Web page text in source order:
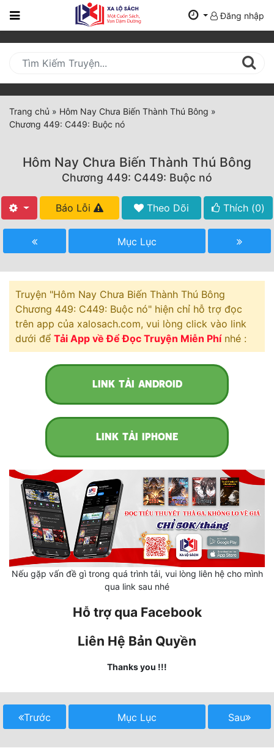
Trang
Mới
Cập
Nhật
(current)
Thể Loại
Tất Cả
Hoàn Thành
Free
Hậu Cung
Truyện Convert
Truyện Nhập Môn
Cung Đấu
Cạnh Kỹ
Cổ Tiên Hiệp
Cổ Đại
Góc Nhìn Nam
Góc Nhìn Nữ
Đăng nhập
Trang chủ » Hôm Nay Chưa Biến Thành Thú Bông »
Chương 449: C449: Buộc nó
Hôm Nay Chưa Biến Thành Thú Bông
Chương 449: C449: Buộc nó
Báo Lỗi Theo Dõi Thích (0)
Mục Lục
Truyện "Hôm Nay Chưa Biến Thành Thú Bông
Chương 449: C449: Buộc nó" hiện chỉ hỗ trợ đọc
trên app của xalosach.com, vui lòng click vào link
dưới để Tải App về Để Đọc Truyện Miễn Phínhé :
LINK TẢI ANDROID
LINK TẢI IPHONE
Nếu gặp vấn đề gì trong quá trình tải, vui lòng liên hệ cho mình
qua link sau nhé
Hỗ trợ qua Facebook
Liên Hệ Bản Quyền
Thanks you !!!
Trước Mục Lục Sau